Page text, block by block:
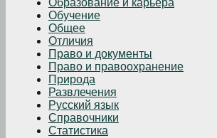
Образование и карьера
Обучение
Общее
Отличия
Право и документы
Право и правоохранение
Природа
Развлечения
Русский язык
Справочники
Статистика